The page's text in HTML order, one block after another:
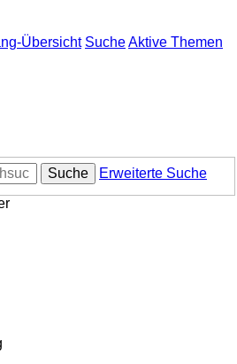
Übersicht SucheAktive Themen
Suche
Erweiterte Suche